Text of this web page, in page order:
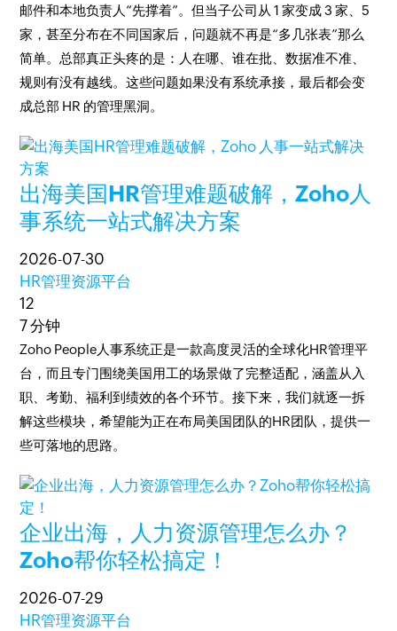
邮件和本地负责人“先撑着”。但当子公司从 1 家变成 3 家、5
家，甚至分布在不同国家后，问题就不再是“多几张表”那么
简单。总部真正头疼的是：人在哪、谁在批、数据准不准、
规则有没有越线。这些问题如果没有系统承接，最后都会变
成总部 HR 的管理黑洞。
出海美国HR管理难题破解，Zoho人
事系统一站式解决方案
2026-07-30
HR管理资源平台
12
7 分钟
Zoho People人事系统正是一款高度灵活的全球化HR管理平
台，而且专门围绕美国用工的场景做了完整适配，涵盖从入
职、考勤、福利到绩效的各个环节。接下来，我们就逐一拆
解这些模块，希望能为正在布局美国团队的HR团队，提供一
些可落地的思路。
企业出海，人力资源管理怎么办？
Zoho帮你轻松搞定！
2026-07-29
HR管理资源平台